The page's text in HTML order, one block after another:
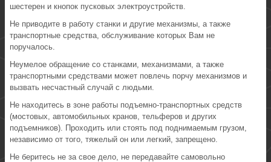
шестерен и кнопок пусковых электроустройств.
Не приводите в работу станки и другие механизмы, а также
транспортные средства, обслуживание которых Вам не
поручалось.
Неумелое обращение со станками, механизмами, а также
транспортными средствами может повлечь порчу механизмов и
вызвать несчастный случай с людьми.
Не находитесь в зоне работы подъемно-транспортных средств
(мостовых, автомобильных кранов, тельферов и других
подъемников). Проходить или стоять под поднимаемым грузом,
независимо от того, тяжелый он или легкий, запрещено.
Не беритесь не за свое дело, не передавайте самовольно